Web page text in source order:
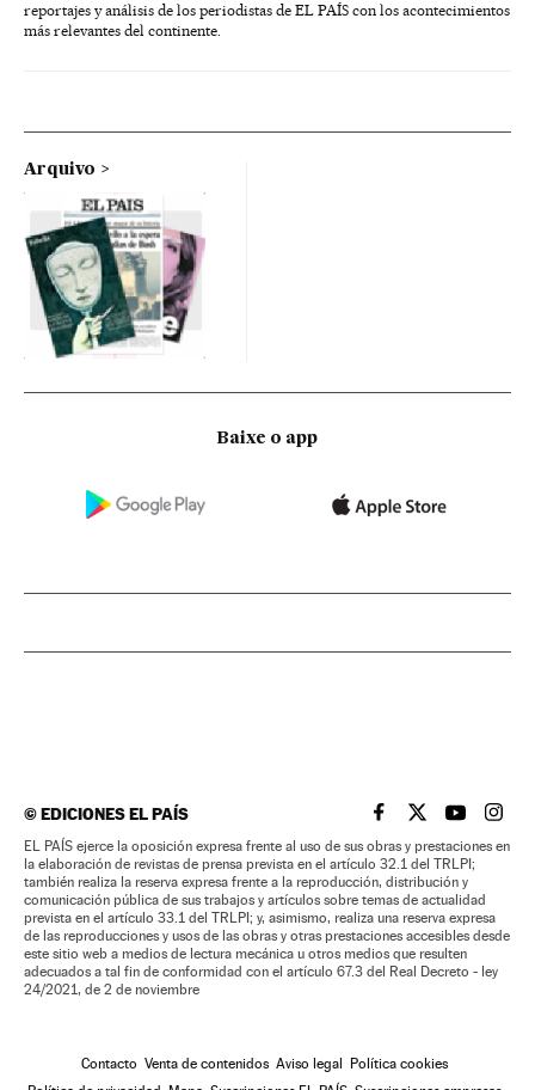
reportajes y análisis de los periodistas de EL PAÍS con los acontecimientos
más relevantes del continente.
Arquivo
Baixe o app
©EDICIONES EL PAÍS EL PAÍS BRASIL EN
EL PAÍSEL PAÍS
EL
EL PAÍS ejerce la oposición expresa frente al uso de sus obras y prestaciones en
la elaboración de revistas de prensa prevista en el artículo 32.1 del TRLPI;
también realiza la reserva expresa frente a la reproducción, distribución y
comunicación pública de sus trabajos y artículos sobre temas de actualidad
prevista en el artículo 33.1 del TRLPI; y, asimismo, realiza una reserva expresa
de las reproducciones y usos de las obras y otras prestaciones accesibles desde
este sitio web a medios de lectura mecánica u otros medios que resulten
adecuados a tal fin de conformidad con el artículo 67.3 del Real Decreto - ley
24/2021, de 2 de noviembre
Contacto Venta de contenidos Aviso legal Política cookies